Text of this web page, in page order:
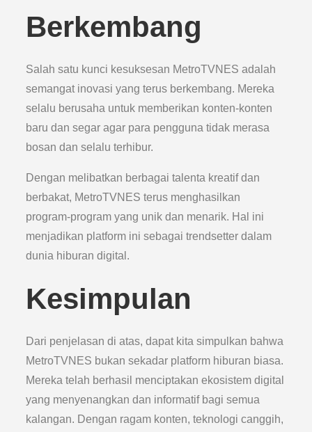
Berkembang
Salah satu kunci kesuksesan MetroTVNES adalah
semangat inovasi yang terus berkembang. Mereka
selalu berusaha untuk memberikan konten-konten
baru dan segar agar para pengguna tidak merasa
bosan dan selalu terhibur.
Dengan melibatkan berbagai talenta kreatif dan
berbakat, MetroTVNES terus menghasilkan
program-program yang unik dan menarik. Hal ini
menjadikan platform ini sebagai trendsetter dalam
dunia hiburan digital.
Kesimpulan
Dari penjelasan di atas, dapat kita simpulkan bahwa
MetroTVNES bukan sekadar platform hiburan biasa.
Mereka telah berhasil menciptakan ekosistem digital
yang menyenangkan dan informatif bagi semua
kalangan. Dengan ragam konten, teknologi canggih,